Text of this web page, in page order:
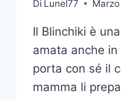
Di Lunel77
Il Blinchiki è
amata anche
porta con sé il
mamma li